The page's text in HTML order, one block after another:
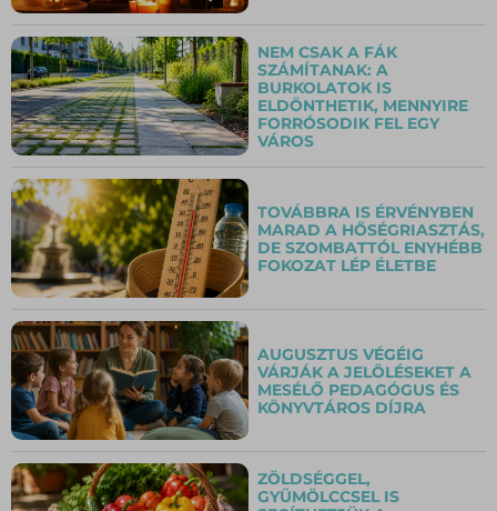
NEM CSAK A FÁK
SZÁMÍTANAK: A
BURKOLATOK IS
ELDÖNTHETIK, MENNYIRE
FORRÓSODIK FEL EGY
VÁROS
TOVÁBBRA IS ÉRVÉNYBEN
MARAD A HŐSÉGRIASZTÁS,
DE SZOMBATTÓL ENYHÉBB
FOKOZAT LÉP ÉLETBE
AUGUSZTUS VÉGÉIG
VÁRJÁK A JELÖLÉSEKET A
MESÉLŐ PEDAGÓGUS ÉS
KÖNYVTÁROS DÍJRA
ZÖLDSÉGGEL,
GYÜMÖLCCSEL IS